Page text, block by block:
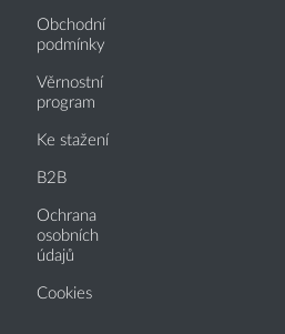
Obchodní
podmínky
Věrnostní
program
Ke stažení
B2B
Ochrana
osobních
údajů
Cookies